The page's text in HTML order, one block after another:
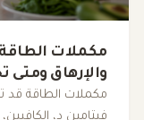
مكملات
والإرهاق ومتى
مكملات الطاقة قد